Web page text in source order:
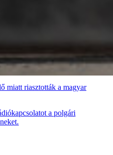
miatt riasztották a magyar
a polgári